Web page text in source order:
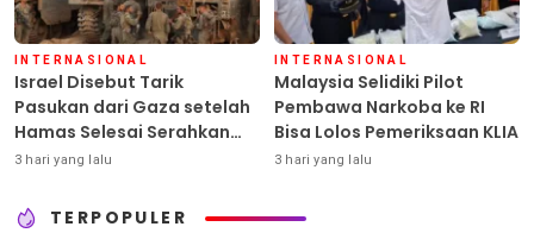
INTERNASIONAL
Israel Disebut Tarik
Pasukan dari Gaza setelah
Hamas Selesai Serahkan
Senjata
3 hari yang lalu
INTERNASIONAL
Malaysia Selidiki Pilot
Pembawa Narkoba ke RI
Bisa Lolos Pemeriksaan KLIA
3 hari yang lalu
TERPOPULER